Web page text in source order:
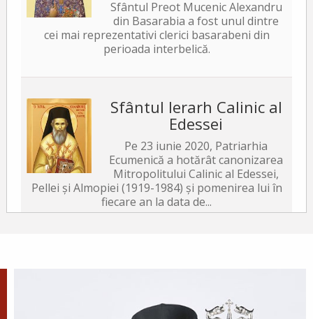
Sfântul Preot Mucenic Alexandru
din Basarabia a fost unul dintre
cei mai reprezentativi clerici basarabeni din
perioada interbelică.
Sfântul Ierarh Calinic al
Edessei
Pe 23 iunie 2020, Patriarhia
Ecumenică a hotărât canonizarea
Mitropolitului Calinic al Edessei,
Pellei și Almopiei (1919-1984) și pomenirea lui în
fiecare an la data de...
Sfântul Ierarh Emilian,